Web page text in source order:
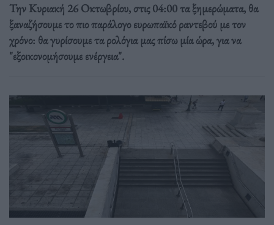
Την Κυριακή 26 Οκτωβρίου, στις 04:00 τα ξημερώματα, θα
ξαναζήσουμε το πιο παράλογο ευρωπαϊκό ραντεβού με τον
χρόνο: θα γυρίσουμε τα ρολόγια μας πίσω μία ώρα, για να
"εξοικονομήσουμε ενέργεια".